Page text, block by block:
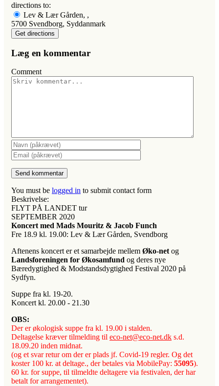
directions to:
Lev & Lær Gården, ,
5700 Svendborg, Syddanmark
Læg en kommentar
Comment
You must be logged in to submit contact form
Beskrivelse:
FLYT PÅ LANDET tur
SEPTEMBER 2020
Koncert med Mads Mouritz & Jacob Funch
Fre 18.9 kl. 19.00: Lev & Lær Gården, Svendborg
Aftenens koncert er et samarbejde mellem Øko-net og
Landsforeningen for Økosamfund og deres nye
Bæredygtighed & Modstandsdygtighed Festival 2020 på
Sydfyn.
Suppe fra kl. 19-20.
Koncert kl. 20.00 - 21.30
OBS:
Der er økologisk suppe fra kl. 19.00 i stalden.
Deltagelse kræver tilmelding til eco-net@eco-net.dk s.d.
18.09.20 inden midnat.
(og et svar retur om der er plads jf. Covid-19 regler. Og det
koster 100 kr. at deltage., der betales via MobilePay: 55095).
60 kr. for suppe, til tilmeldte deltagere via festivalen, der har
betalt for arrangementet).